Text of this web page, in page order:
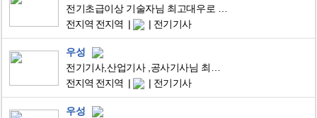
전지역 전지역
전기기사
우성
전지역 전지역
전기기사
우성